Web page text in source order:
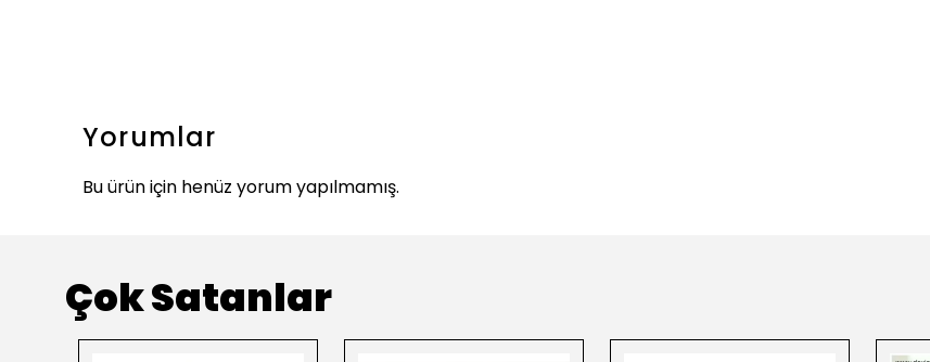
Yorumlar
Bu ürün için henüz yorum yapılmamış.
Çok Satanlar